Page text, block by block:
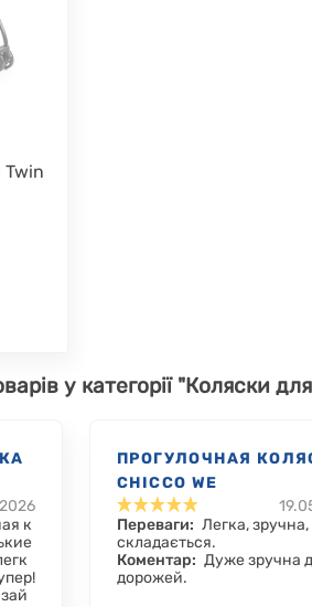
Twin
у категорії "Коляски
к
ПРОГУЛОЧНАЯ
CHICCO WE
Переваги: Легка, зручна,
складається.
Коментар: Дуже зручна
дорожей.